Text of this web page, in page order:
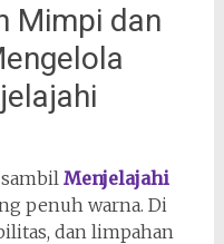
Mimpi dan
Menjelajahi
penuh warna. Di
dan limpahan